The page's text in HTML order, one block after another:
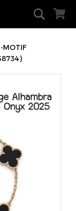
MOTIF